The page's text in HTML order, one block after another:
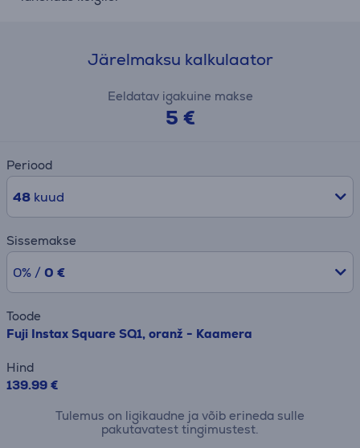
Järelmaksu kalkulaator
Eeldatav igakuine makse
5 €
Periood
48kuud
Sissemakse
0% / 0 €
Toode
Fuji Instax Square SQ1, oranž - Kaamera
Hind
139.99 €
Tulemus on ligikaudne ja võib erineda sulle
pakutavatest tingimustest.